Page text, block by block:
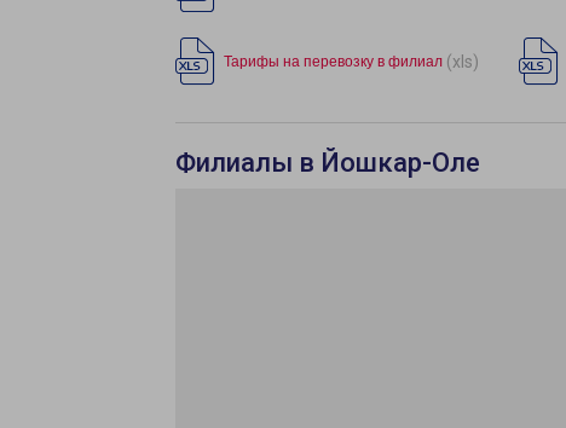
Тарифы на перевозку в филиал (xls)
Филиалы в Йошкар-Оле